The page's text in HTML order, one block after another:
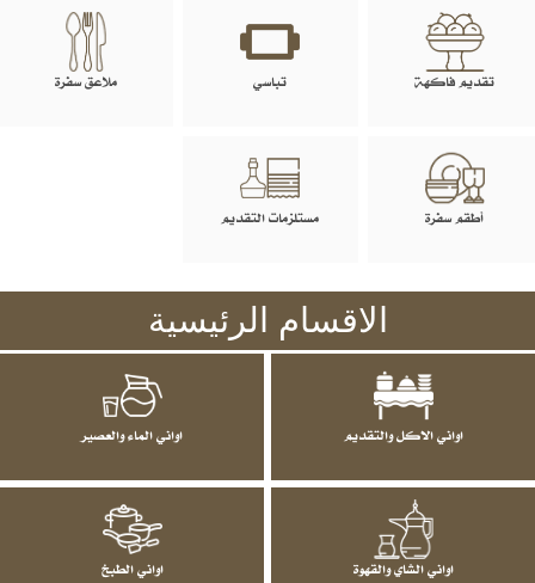
تقديم فاكهة تباسي ملاعق سفرة
أطقم سفرة مستلزمات التقديم
الاقسام الرئيسية
اواني الاكل والتقديم اواني الماء والعصير
اواني الشاي والقهوة اواني الطبخ